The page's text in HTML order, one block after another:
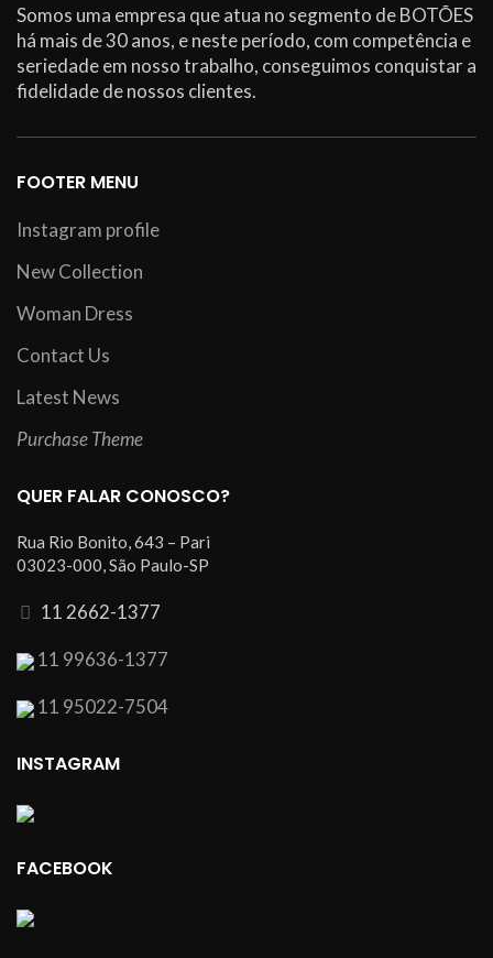
Somos uma empresa que atua no segmento de BOTÕES
há mais de 30 anos, e neste período, com competência e
seriedade em nosso trabalho, conseguimos conquistar a
fidelidade de nossos clientes.
FOOTER MENU
Instagram profile
New Collection
Woman Dress
Contact Us
Latest News
Purchase Theme
QUER FALAR CONOSCO?
Rua Rio Bonito, 643 – Pari
03023-000, São Paulo-SP
11 2662-1377
11 99636-1377
11 95022-7504
INSTAGRAM
FACEBOOK